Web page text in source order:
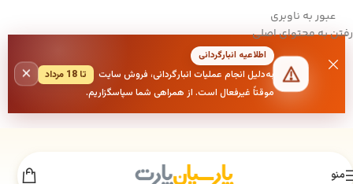
عبور به ناوبری
رفتن به محتوای اصلی
اطلاعیه انبارگردانی
به‌دلیل انجام عملیات انبارگردانی، فروش سایت
تا 18 مرداد
موقتاً غیرفعال است. از همراهی شما سپاسگزاریم.
×
منو